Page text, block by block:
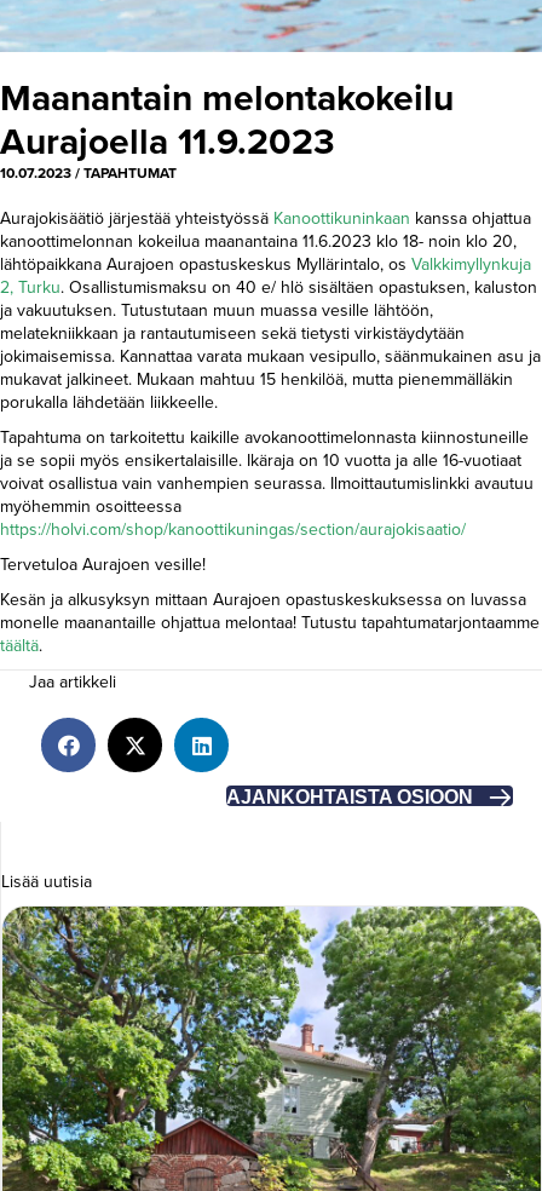
Maanantain melontakokeilu
Aurajoella 11.9.2023
10.07.2023/TAPAHTUMAT
Aurajokisäätiö järjestää yhteistyössä Kanoottikuninkaan kanssa ohjattua
kanoottimelonnan kokeilua maanantaina 11.6.2023 klo 18- noin klo 20,
lähtöpaikkana Aurajoen opastuskeskus Myllärintalo, os Valkkimyllynkuja
2, Turku. Osallistumismaksu on 40 e/ hlö sisältäen opastuksen, kaluston
ja vakuutuksen. Tutustutaan muun muassa vesille lähtöön,
melatekniikkaan ja rantautumiseen sekä tietysti virkistäydytään
jokimaisemissa. Kannattaa varata mukaan vesipullo, säänmukainen asu ja
mukavat jalkineet. Mukaan mahtuu 15 henkilöä, mutta pienemmälläkin
porukalla lähdetään liikkeelle.
Tapahtuma on tarkoitettu kaikille avokanoottimelonnasta kiinnostuneille
ja se sopii myös ensikertalaisille. Ikäraja on 10 vuotta ja alle 16-vuotiaat
voivat osallistua vain vanhempien seurassa. Ilmoittautumislinkki avautuu
myöhemmin osoitteessa
https://holvi.com/shop/kanoottikuningas/section/aurajokisaatio/
Tervetuloa Aurajoen vesille!
Kesän ja alkusyksyn mittaan Aurajoen opastuskeskuksessa on luvassa
monelle maanantaille ohjattua melontaa! Tutustu tapahtumatarjontaamme
täältä.
Jaa artikkeli
AJANKOHTAISTA OSIOON
Lisää uutisia